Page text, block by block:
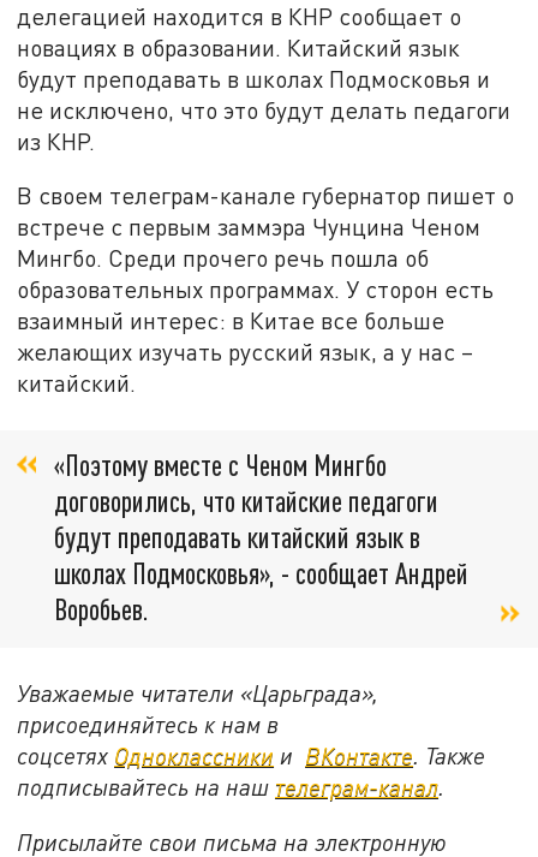
делегацией находится в КНР сообщает о
новациях в образовании. Китайский язык
будут преподавать в школах Подмосковья и
не исключено, что это будут делать педагоги
из КНР.
В своем телеграм-канале губернатор пишет о
встрече с первым заммэра Чунцина Ченом
Мингбо. Среди прочего речь пошла об
образовательных программах. У сторон есть
взаимный интерес: в Китае все больше
желающих изучать русский язык, а у нас –
китайский.
«Поэтому вместе с Ченом Мингбо
договорились, что китайские педагоги
будут преподавать китайский язык в
школах Подмосковья», - сообщает Андрей
Воробьев.
Уважаемые читатели «Царьграда»,
присоединяйтесь к нам в
соцсетях Одноклассники и ВКонтакте. Также
подписывайтесь на наш телеграм-канал.
Присылайте свои письма на электронную